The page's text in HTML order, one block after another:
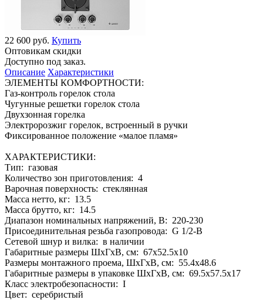
22 600 руб. Купить
Оптовикам скидки
Доступно под заказ.
Описание Характеристики
ЭЛЕМЕНТЫ КОМФОРТНОСТИ:
Газ-контроль горелок стола
Чугунные решетки горелок стола
Двухзонная горелка
Электророзжиг горелок, встроенный в ручки
Фиксированное положение «малое пламя»
ХАРАКТЕРИСТИКИ:
Тип: газовая
Количество зон приготовления: 4
Варочная поверхность: стеклянная
Масса нетто, кг: 13.5
Масса брутто, кг: 14.5
Диапазон номинальных напряжений, В: 220-230
Присоединительная резьба газопровода: G 1/2-В
Сетевой шнур и вилка: в наличии
Габаритные размеры ШхГхВ, см: 67x52.5x10
Размеры монтажного проема, ШхГхВ, см: 55.4x48.6
Габаритные размеры в упаковке ШхГхВ, см: 69.5x57.5x17
Класс электробезопасности: I
Цвет: серебристый